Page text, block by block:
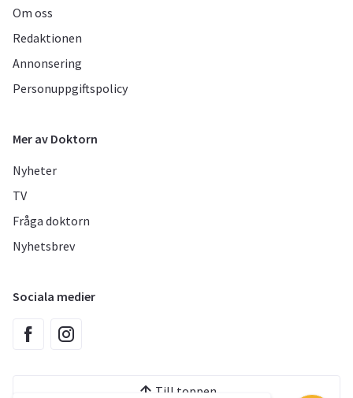
Om oss
Redaktionen
Annonsering
Personuppgiftspolicy
Mer av Doktorn
Nyheter
TV
Fråga doktorn
Nyhetsbrev
Sociala medier
Till toppen